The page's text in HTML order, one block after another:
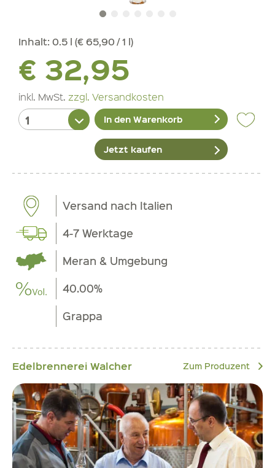
Inhalt: 0.5 l (€ 65,90 / 1 l)
€ 32,95
inkl. MwSt. zzgl. Versandkosten
In den Warenkorb
Jetzt kaufen
Versand nach Italien
4-7 Werktage
Meran & Umgebung
40.00%
Grappa
Edelbrennerei Walcher Zum Produzent